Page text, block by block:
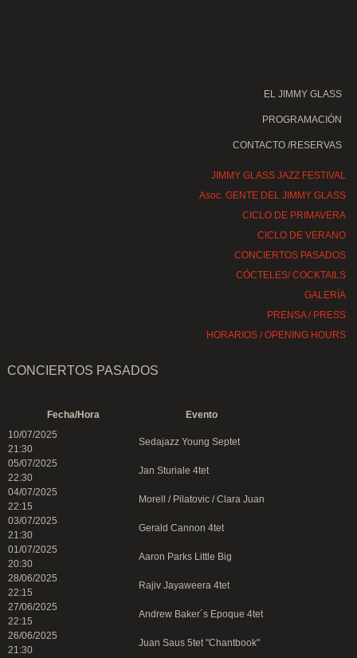
EL JIMMY GLASS
PROGRAMACIÓN
CONTACTO /RESERVAS
JIMMY GLASS JAZZ FESTIVAL
Asoc. GENTE DEL JIMMY GLASS
CICLO DE PRIMAVERA
CICLO DE VERANO
CONCIERTOS PASADOS
CÓCTELES/ COCKTAILS
GALERÍA
PRENSA / PRESS
HORARIOS / OPENING HOURS
CONCIERTOS PASADOS
Fecha/Hora
Evento
10/07/2025
21:30
Sedajazz Young Septet
05/07/2025
22:30
Jan Sturiale 4tet
04/07/2025
22:15
Morell / Pilatovic / Clara Juan
03/07/2025
21:30
Gerald Cannon 4tet
01/07/2025
20:30
Aaron Parks Little Big
28/06/2025
22:15
Rajiv Jayaweera 4tet
27/06/2025
22:15
Andrew Baker´s Epoque 4tet
26/06/2025
21:30
Juan Saus 5tet "Chantbook"